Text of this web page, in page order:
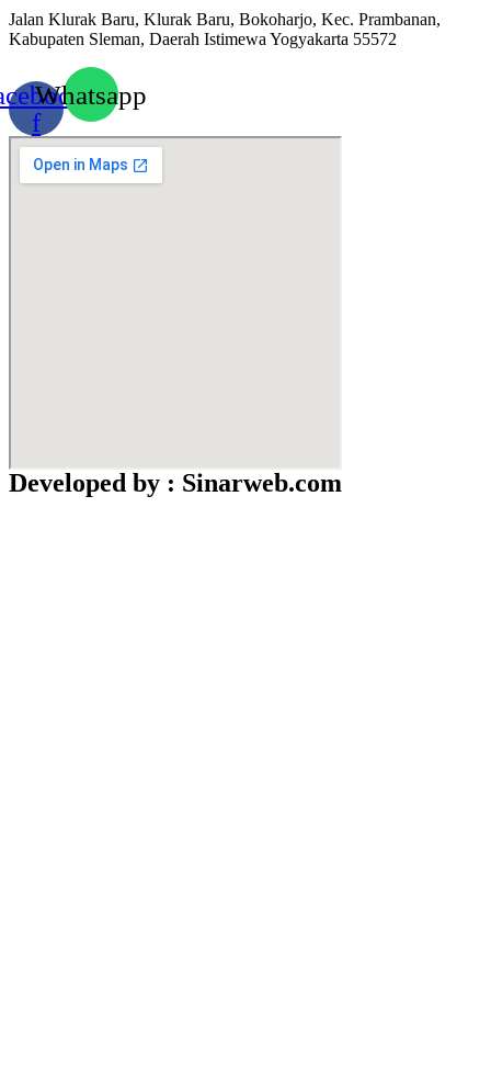
Jalan Klurak Baru, Klurak Baru, Bokoharjo, Kec. Prambanan,
Kabupaten Sleman, Daerah Istimewa Yogyakarta 55572
f
Whatsapp
Developed by : Sinarweb.com